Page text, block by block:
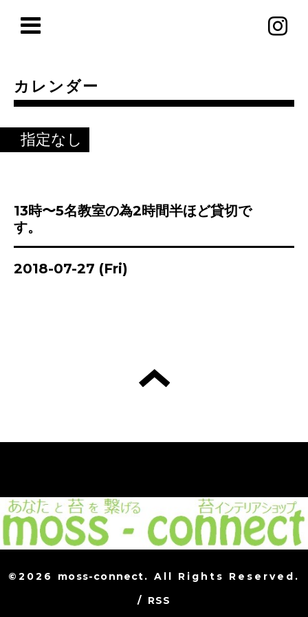
カレンダー
指定なし
13時〜5名教室の為2時間半ほど貸切で
す。
2018-07-27 (Fri)
©2026 moss-connect. All Rights Reserved.
/ RSS